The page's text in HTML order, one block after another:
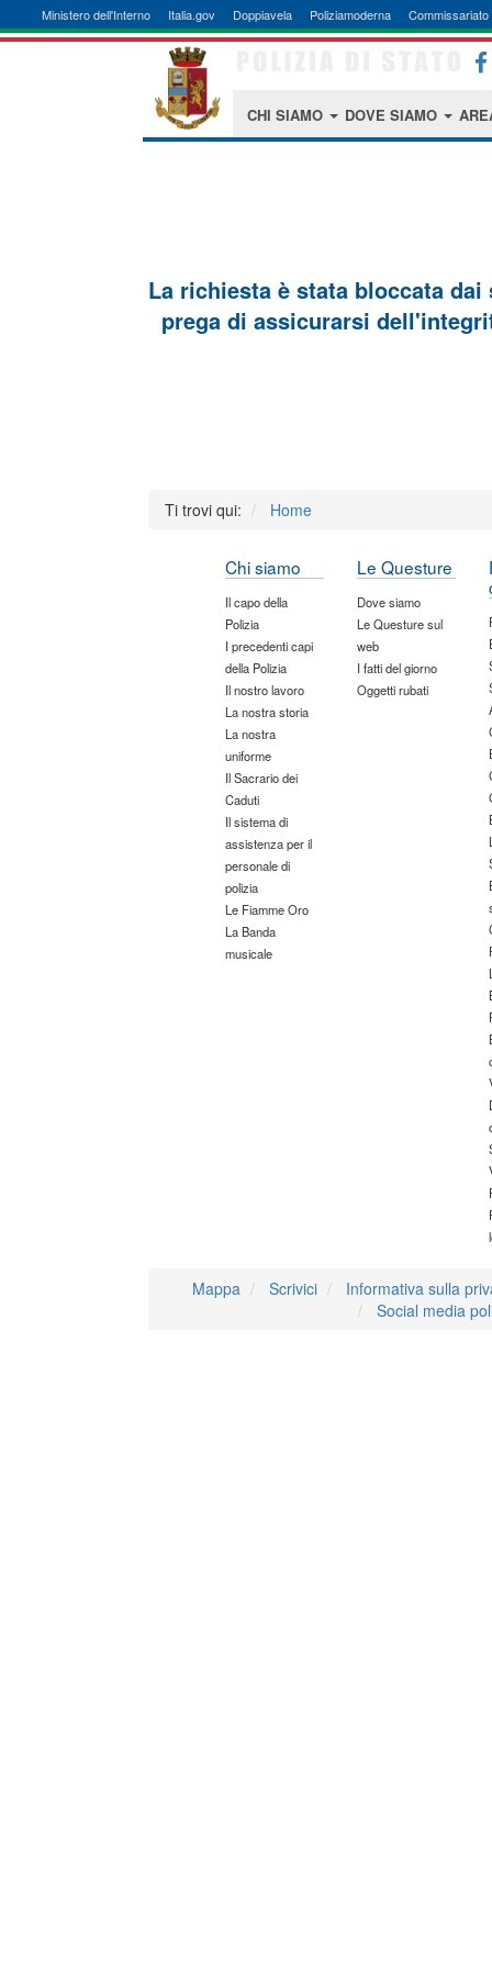
Ministero dell'Interno Italia.gov Doppiavela Poliziamoderna Commissariato
CHI SIAMO DOVE SIAMO
La richiesta è stata bloccata
prega di assicurarsi
Ti trovi qui: Home
Chi siamo
Il capo della
Polizia
I precedenti capi
della Polizia
Il nostro lavoro
La nostra storia
La nostra
uniforme
Il Sacrario dei
Caduti
Il sistema di
assistenza per il
personale di
polizia
Le Fiamme Oro
La Banda
musicale
Le Questure
Dove siamo
Le Questure sul
web
I fatti del giorno
Oggetti rubati
Mappa Scrivici
Informativa sulla
Social media